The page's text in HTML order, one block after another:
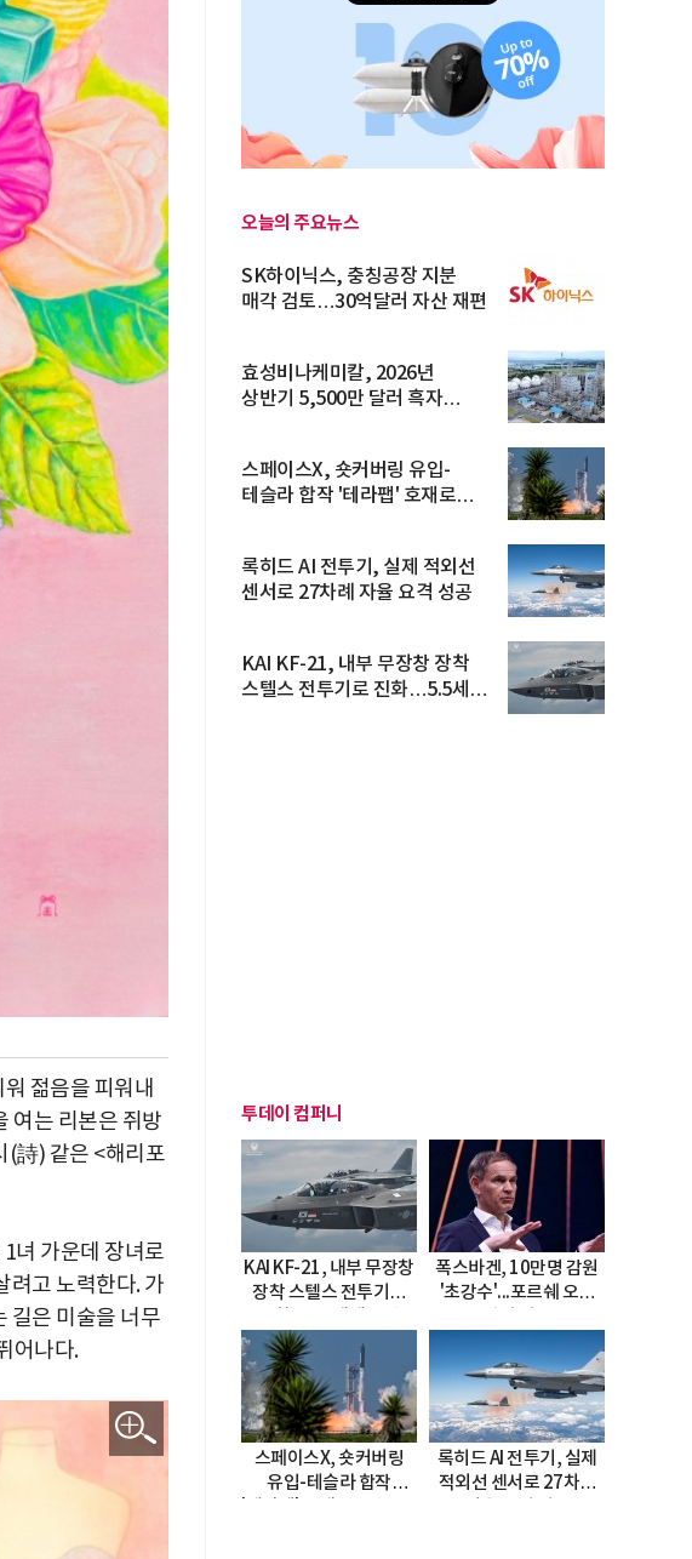
젊음을 피워내
여는 리본은 쥐방
(詩) 같은 <해리포
녀 가운데 장녀로
려고 노력한다. 가
길은 미술을 너무
어나다.
오늘의 주요뉴스
SK하이닉스, 충칭공장 지분
매각 검토…30억달러 자산 재편
효성비나케미칼, 2026년
상반기 5,500만 달러 흑자
스페이스X, 숏커버링 유입-
테슬라 합작 '테라팹' 호재로
록히드 AI 전투기, 실제 적외선
센서로 27차례 자율 요격 성공
KAI KF-21, 내부 무장창 장착
스텔스 전투기로 진화…5.5세대
투데이 컴퍼니
KAI KF-21, 내부 무장창
장착 스텔스 전투기로
폭스바겐, 10만명 감원
'초강수'...포르쉐 오너
스페이스X, 숏커버링
유입-테슬라 합작
록히드 AI 전투기, 실제
적외선 센서로 27차례